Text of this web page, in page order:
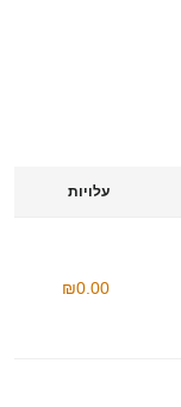
עלויות
₪0.00